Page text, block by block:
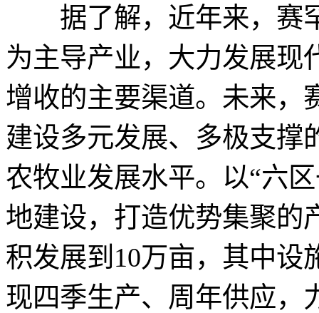
据了解，近年来，赛罕
为主导产业，大力发展现
增收的主要渠道。未来，
建设多元发展、多极支撑
农牧业发展水平。以“六
地建设，打造优势集聚的
积发展到10万亩，其中设
现四季生产、周年供应，